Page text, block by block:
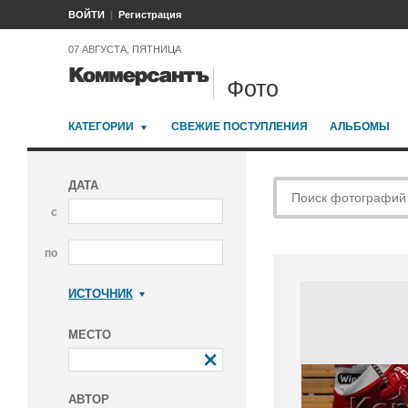
ВОЙТИ Регистрация
07 АВГУСТА, ПЯТНИЦА
Фото
КАТЕГОРИИ СВЕЖИЕ ПОСТУПЛЕНИЯ АЛЬБОМЫ
ДАТА
с
по
ИСТОЧНИК
МЕСТО
АВТОР